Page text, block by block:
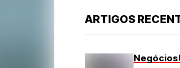
ARTIGOS
Negócios